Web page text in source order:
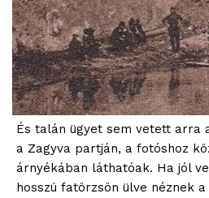
És talán ügyet sem vetett arra
a Zagyva partján, a fotóshoz
árnyékában láthatóak. Ha jól
hosszú fatörzsön ülve néznek